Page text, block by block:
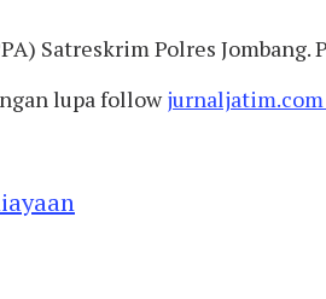
Satreskrim Polres
lupa followjurnaljatim.com